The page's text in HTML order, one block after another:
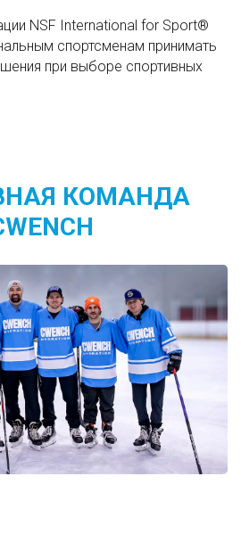
NSF International for Sport®
спортсменам принимать
при выборе спортивных
КОМАНДА